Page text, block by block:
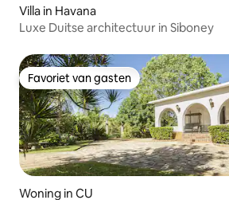
Villa in Havana
Luxe Duitse architectuur in Siboney
Favoriet van gasten
Favoriet van gasten
Woning in CU